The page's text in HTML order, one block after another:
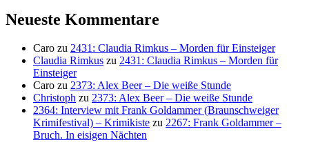
Neueste Kommentare
Caro zu 2431: Claudia Rimkus – Morden für Einsteiger
Claudia Rimkus zu 2431: Claudia Rimkus – Morden für
Einsteiger
Caro zu 2373: Alex Beer – Die weiße Stunde
Christoph zu 2373: Alex Beer – Die weiße Stunde
2364: Interview mit Frank Goldammer (Braunschweiger
Krimifestival) – Krimikiste zu 2267: Frank Goldammer –
Bruch. In eisigen Nächten